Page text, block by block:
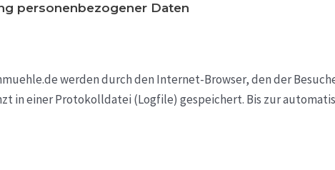
personenbezogener Daten
werden durch den Internet-Browser, den der
in einer Protokolldatei (Logfile) gespeichert. Bis zur